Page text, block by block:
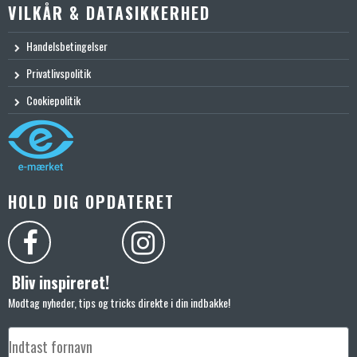
VILKÅR & DATASIKKERHED
Handelsbetingelser
Privatlivspolitik
Cookiepolitik
HOLD DIG OPDATERET
Bliv inspireret!
Modtag nyheder, tips og tricks direkte i din indbakke!